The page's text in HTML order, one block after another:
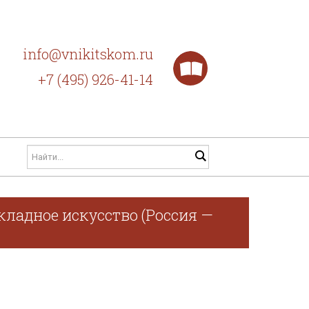
info@vnikitskom.ru
+7 (495) 926-41-14
искусство (Россия —